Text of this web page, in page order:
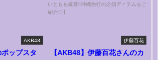
AKB48
ポップスタ
伊藤百花
【AKB48】伊藤百花さんのカ